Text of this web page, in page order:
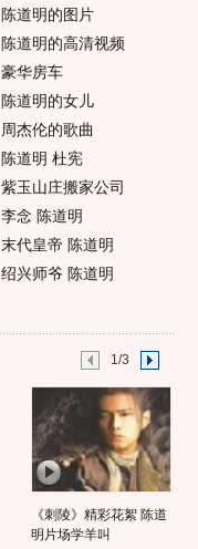
陈道明的图片
陈道明的高清视频
豪华房车
陈道明的女儿
周杰伦的歌曲
陈道明 杜宪
紫玉山庄搬家公司
李念 陈道明
末代皇帝 陈道明
绍兴师爷 陈道明
1/3
《刺陵》精彩花絮 陈道
明片场学羊叫